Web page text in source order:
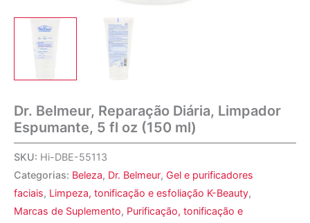
Dr. Belmeur, Reparação Diária, Limpador
Espumante, 5 fl oz (150 ml)
SKU: Hi-DBE-55113
Categorias: Beleza, Dr. Belmeur, Gel e purificadores
faciais, Limpeza, tonificação e esfoliação K-Beauty,
Marcas de Suplemento, Purificação, tonificação e